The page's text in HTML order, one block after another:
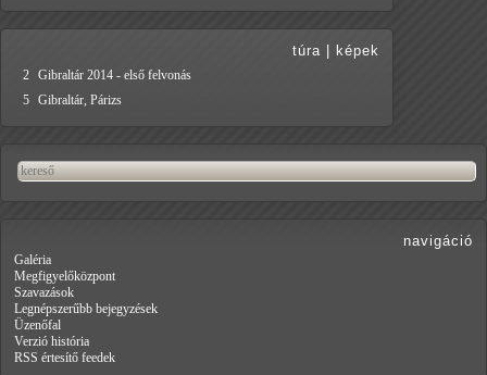
túra képek
2 Gibraltár 2014 - első felvonás
5 Gibraltár, Párizs
navigáció
Galéria
Megfigyelőközpont
Szavazások
Legnépszerűbb bejegyzések
Üzenőfal
Verzió história
RSS értesítő feedek